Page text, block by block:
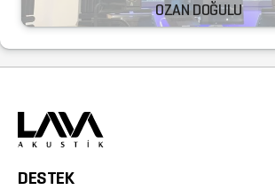
OZAN DOĞULU
DESTEK